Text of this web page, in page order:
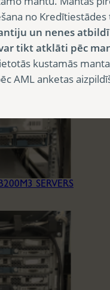
CISCO B200-M4 2XE5-2690 V4, RAM 12X64GB DDR4-2400, SSD 2×1.6TB
SERVERS
no
un nenes
tikt atklāti pēc
kustamās
AML anketas